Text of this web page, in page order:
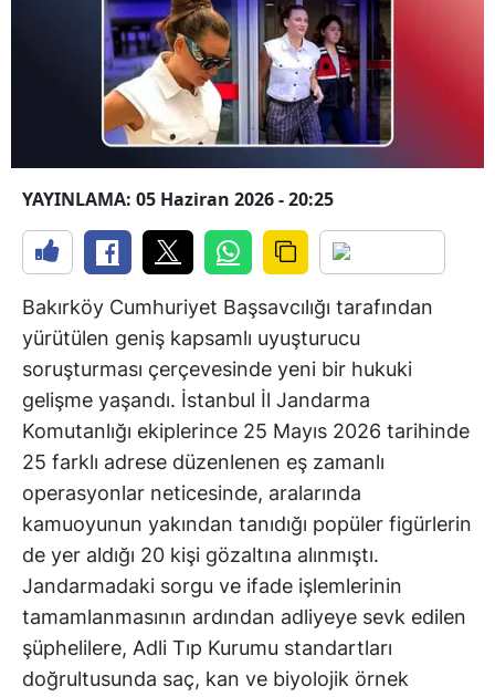
YAYINLAMA: 05 Haziran 2026 - 20:25
Bakırköy Cumhuriyet Başsavcılığı tarafından
yürütülen geniş kapsamlı uyuşturucu
soruşturması çerçevesinde yeni bir hukuki
gelişme yaşandı. İstanbul İl Jandarma
Komutanlığı ekiplerince 25 Mayıs 2026 tarihinde
25 farklı adrese düzenlenen eş zamanlı
operasyonlar neticesinde, aralarında
kamuoyunun yakından tanıdığı popüler figürlerin
de yer aldığı 20 kişi gözaltına alınmıştı.
Jandarmadaki sorgu ve ifade işlemlerinin
tamamlanmasının ardından adliyeye sevk edilen
şüphelilere, Adli Tıp Kurumu standartları
doğrultusunda saç, kan ve biyolojik örnek